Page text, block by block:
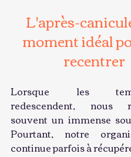
L'après-
moment idéal
recentrer
Lorsque les
redescendent, nous
souvent un immense
Pourtant, notre
continue parfois à